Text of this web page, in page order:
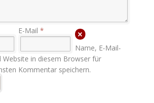
E-Mail *
Name, E-Mail-
Website in diesem Browser für
Kommentar speichern.